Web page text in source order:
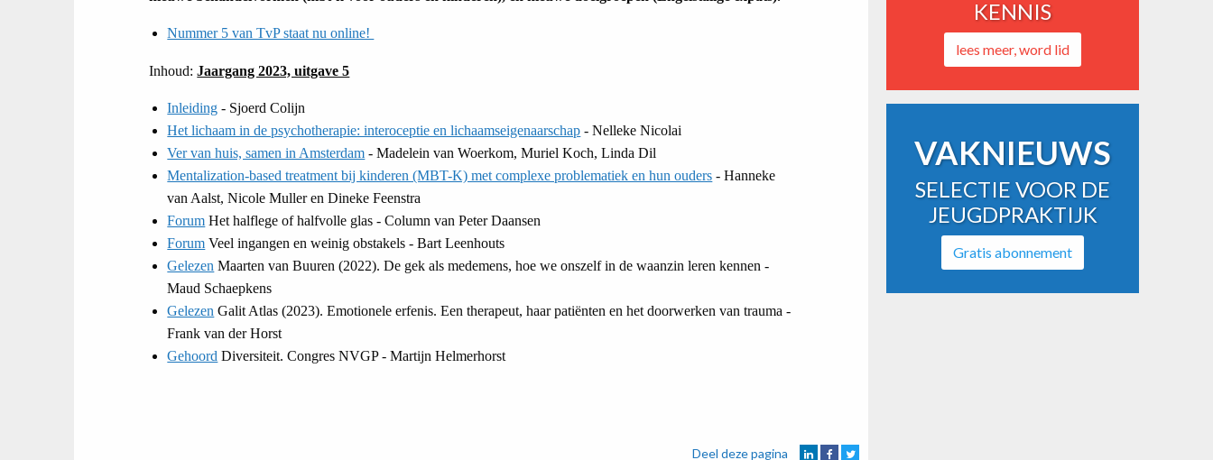
Nummer 5 van TvP staat nu online!
Inhoud:Jaargang 2023, uitgave 5
Inleiding - Sjoerd Colijn
Het lichaam in de psychotherapie: interoceptie en lichaamseigenaarschap - Nelleke Nicolai
Ver van huis, samen in Amsterdam - Madelein van Woerkom, Muriel Koch, Linda Dil
Mentalization-based treatment bij kinderen (MBT-K) met complexe problematiek en hun ouders - Hanneke
van Aalst, Nicole Muller en Dineke Feenstra
Forum Het halflege of halfvolle glas - Column van Peter Daansen
Forum Veel ingangen en weinig obstakels - Bart Leenhouts
Gelezen Maarten van Buuren (2022). De gek als medemens, hoe we onszelf in de waanzin leren kennen -
Maud Schaepkens
Gelezen Galit Atlas (2023). Emotionele erfenis. Een therapeut, haar patiënten en het doorwerken van trauma -
Frank van der Horst
Gehoord Diversiteit. Congres NVGP - Martijn Helmerhorst
Deel deze pagina
KENNIS
lees meer, word lid
VAKNIEUWS
SELECTIE VOOR DE
JEUGDPRAKTIJK
Gratis abonnement